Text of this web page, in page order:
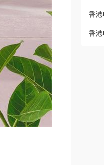
香港
香